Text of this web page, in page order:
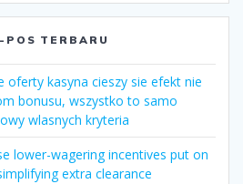
POS TERBARU
oferty kasyna cieszy sie efekt nie
bonusu, wszystko to samo
wlasnych kryteria
lower-wagering incentives put on
extra clearance